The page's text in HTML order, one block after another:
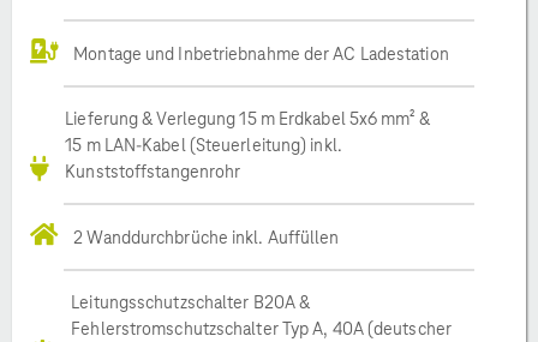
Montage und Inbetriebnahme der AC Ladestation
Lieferung & Verlegung 15 m Erdkabel 5x6 mm² &
15 m LAN-Kabel (Steuerleitung) inkl.
Kunststoffstangenrohr
2 Wanddurchbrüche inkl. Auffüllen
Leitungsschutzschalter B20A &
Fehlerstromschutzschalter Typ A, 40A (deutscher